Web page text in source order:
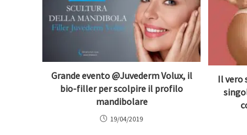
Grande evento @Juvederm Volux, il
bio-filler per scolpire il profilo
mandibolare
19/04/2019
Il vero